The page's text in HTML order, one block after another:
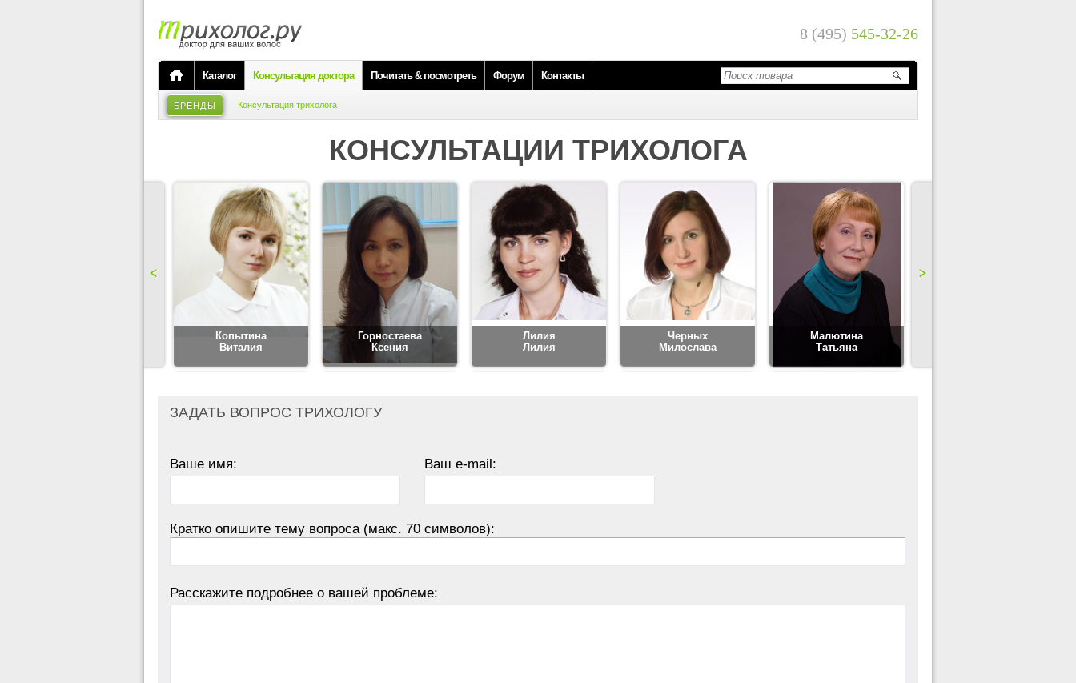
8 (495) 545-32-26
Каталог Консультация доктора Почитать & посмотреть Форум Контакты
БРЕНДЫ Консультация трихолога
КОНСУЛЬТАЦИИ ТРИХОЛОГА
Копытина
Виталия
Горностаева
Ксения
Лилия
Лилия
Черных
Милослава
Малютина
Татьяна
ЗАДАТЬ ВОПРОС ТРИХОЛОГУ
Ваше имя: Ваш e-mail:
Кратко опишите тему вопроса (макс. 70 символов):
Расскажите подробнее о вашей проблеме: